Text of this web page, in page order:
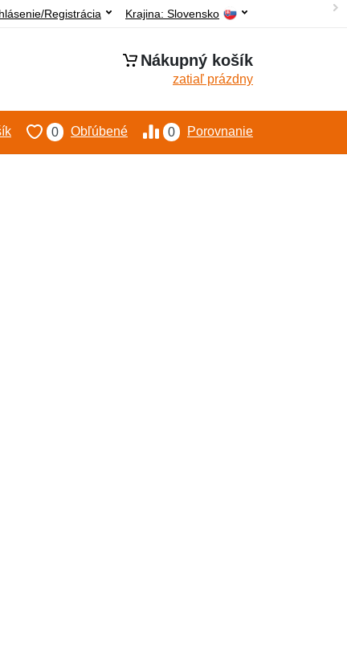
Krajina: Slovensko
Registrácia
Nákupný košík
zatiaľ prázdny
0 Porovnanie
0 Obľúbené